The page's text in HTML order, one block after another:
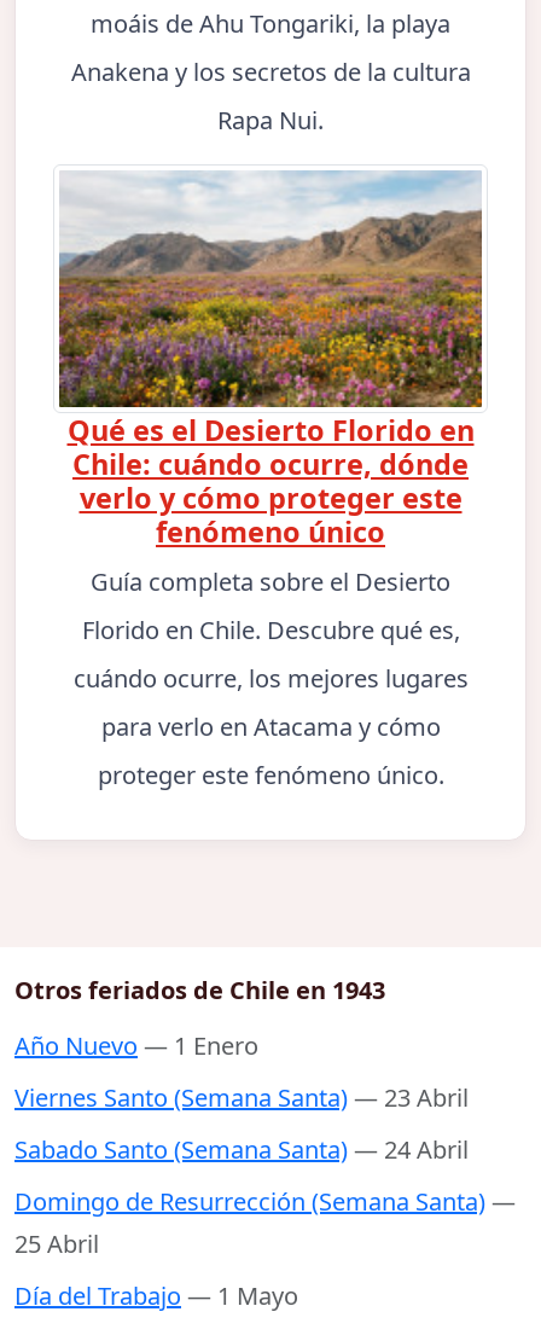
moáis de Ahu Tongariki, la playa
Anakena y los secretos de la cultura
Rapa Nui.
Qué es el Desierto Florido en
Chile: cuándo ocurre, dónde
verlo y cómo proteger este
fenómeno único
Guía completa sobre el Desierto
Florido en Chile. Descubre qué es,
cuándo ocurre, los mejores lugares
para verlo en Atacama y cómo
proteger este fenómeno único.
Otros feriados de Chile en 1943
Año Nuevo — 1 Enero
Viernes Santo (Semana Santa)— 23 Abril
Sabado Santo (Semana Santa)— 24 Abril
Domingo de Resurrección (Semana Santa)—
25 Abril
Día del Trabajo — 1 Mayo